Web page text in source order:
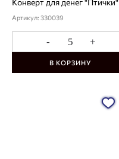
Конверт для денег "Птички"
Артикул: 330039
- +
В КОРЗИНУ